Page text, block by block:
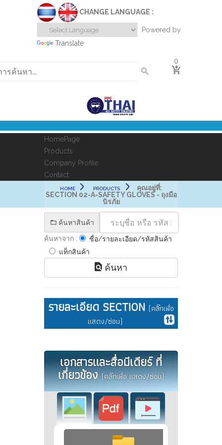
CHANGE LANGUAGE :
Powered by
Translate
0
HomePage
Products
Company Profile
Contact
HOME PRODUCTS
คุณอยู่ที่:
SECTION 02-A-SAFETY GLOVES - ถุงมือ
นิรภัย
ค้นหาสินค้า
ค้นหาจาก :
ชื่อ/รายละเอียด/รหัสสินค้า
แท็กสินค้า
ค้นหา
รายละเอียด SECTION (คลิ๊กเพื่อ
แสดง/ซ่อน)
เอกสารและสื่อมีเดียร์ ที่
เกี่ยวข้อง(คลิ๊กเพื่อ แสดง/ซ่อน)